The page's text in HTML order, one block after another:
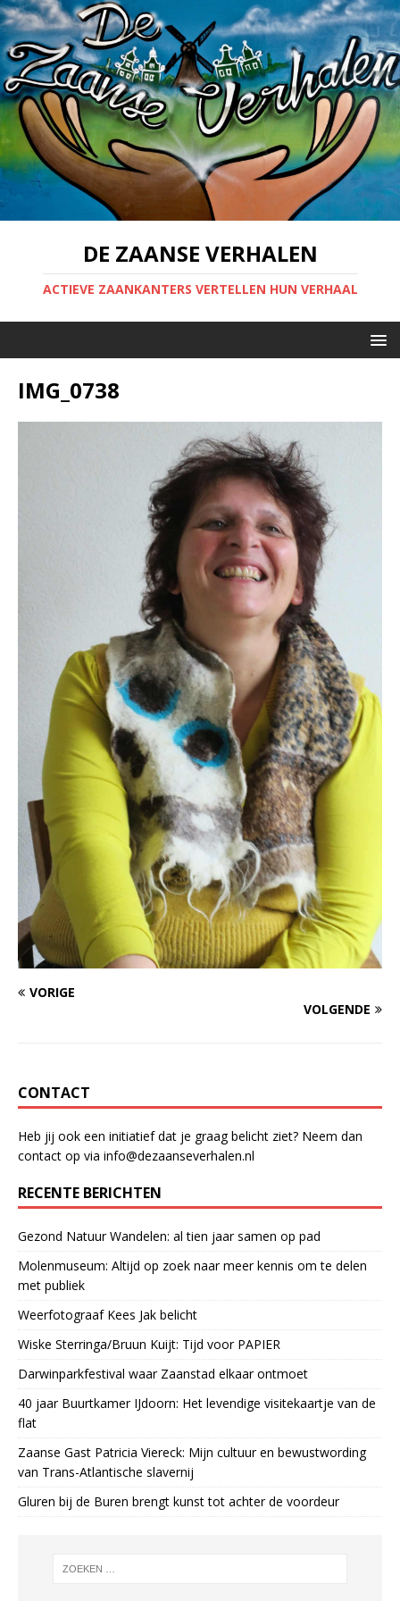
DE ZAANSE VERHALEN
ACTIEVE ZAANKANTERS VERTELLEN HUN VERHAAL
IMG_0738
VORIGE
VOLGENDE
CONTACT
Heb jij ook een initiatief dat je graag belicht ziet? Neem dan
contact op via info@dezaanseverhalen.nl
RECENTE BERICHTEN
Gezond Natuur Wandelen: al tien jaar samen op pad
Molenmuseum: Altijd op zoek naar meer kennis om te delen
met publiek
Weerfotograaf Kees Jak belicht
Wiske Sterringa/Bruun Kuijt: Tijd voor PAPIER
Darwinparkfestival waar Zaanstad elkaar ontmoet
40 jaar Buurtkamer IJdoorn: Het levendige visitekaartje van de
flat
Zaanse Gast Patricia Viereck: Mijn cultuur en bewustwording
van Trans-Atlantische slavernij
Gluren bij de Buren brengt kunst tot achter de voordeur